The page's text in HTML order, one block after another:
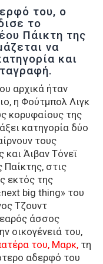
του, ο
το
Πάικτη της
να
και
αρχικά ήταν
η Φούτμπολ Λιγκ
κορυφαίους της
κατηγορία δύο
τους
και Άιβαν Τόνεϊ
στις
εκτός της
big thing» του
Τζουντ
άσσος
οικογένειά του,
του, Μαρκ, τη
αδερφό του